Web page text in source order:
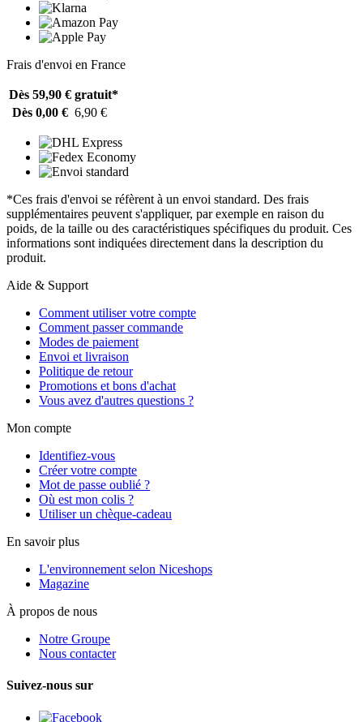
Frais d'envoi en France
Dès 59,90 € gratuit*
Dès 0,00 € 6,90 €
*Ces frais d'envoi se réfèrent à un envoi standard. Des frais
supplémentaires peuvent s'appliquer, par exemple en raison du
poids, de la taille ou des caractéristiques spécifiques du produit. Ces
informations sont indiquées directement dans la description du
produit.
Aide & Support
Comment utiliser votre compte
Comment passer commande
Modes de paiement
Envoi et livraison
Politique de retour
Promotions et bons d'achat
Vous avez d'autres questions ?
Mon compte
Identifiez-vous
Créer votre compte
Mot de passe oublié ?
Où est mon colis ?
Utiliser un chèque-cadeau
En savoir plus
L'environnement selon Niceshops
Magazine
À propos de nous
Notre Groupe
Nous contacter
Suivez-nous sur